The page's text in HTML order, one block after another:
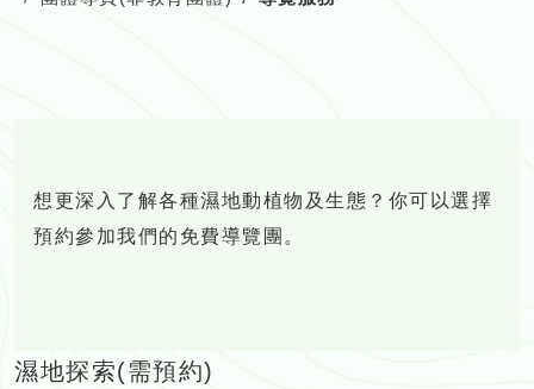
想更深入了解各種濕地動植物及生態？你可以選擇
預約參加我們的免費導覽團。
濕地探索(需預約)